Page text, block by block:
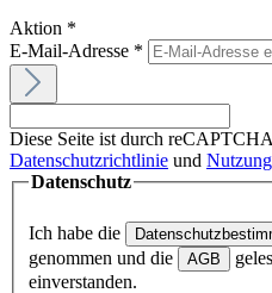
Aktion *
E-Mail-Adresse *
Diese Seite ist durch
Datenschutzrichtlinie und
Datenschutz
Ich habe die
genommen und die
AGB
einverstanden.